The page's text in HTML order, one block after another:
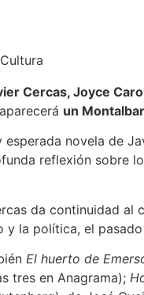
Cercas, Joyce
un
esperada novela de
reflexión sobre
da continuidad al
la política, el
El huerto de
tres en Anagrama);